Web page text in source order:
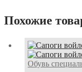
Похожие
Обувь